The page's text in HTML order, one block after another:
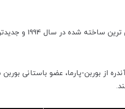
بوربن-پارما، عضو باستانی